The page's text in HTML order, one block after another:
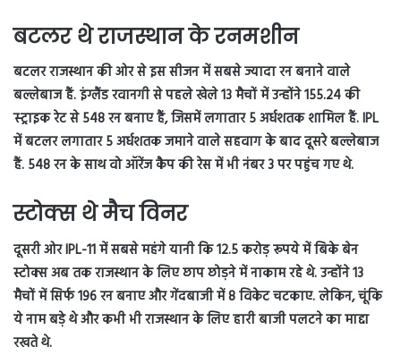
बटलर थे राजस्थान के रनमशीन
बटलर राजस्थान की ओर से इस सीजन में सबसे ज्यादा रन बनाने वाले
बल्लेबाज हैं. इंग्लैंड रवानगी से पहले खेले 13 मैचों में उन्होंने 155.24 की
स्ट्राइक रेट से 548 रन बनाए हैं, जिसमें लगातार 5 अर्धशतक शामिल हैं. IPL
में बटलर लगातार 5 अर्धशतक जमाने वाले सहवाग के बाद दूसरे बल्लेबाज
हैं. 548 रन के साथ वो ऑरेंज कैप की रेस में भी नंबर 3 पर पहुंच गए थे.
स्टोक्स थे मैच विनर
दूसरी ओर IPL-11 में सबसे महंगे यानी कि 12.5 करोड़ रूपये में बिके बेन
स्टोक्स अब तक राजस्थान के लिए छाप छोड़ने में नाकाम रहे थे. उन्होंने 13
मैचों में सिर्फ 196 रन बनाए और गेंदबाजी में 8 विकेट चटकाए. लेकिन, चूंकि
ये नाम बड़े थे और कभी भी राजस्थान के लिए हारी बाजी पलटने का माद्दा
रखते थे.